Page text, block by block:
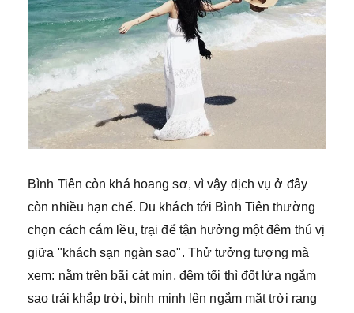
Bình Tiên còn khá hoang sơ, vì vậy dịch vụ ở đây
còn nhiều hạn chế. Du khách tới Bình Tiên thường
chọn cách cắm lều, trại để tận hưởng một đêm thú vị
giữa "khách sạn ngàn sao". Thử tưởng tượng mà
xem: nằm trên bãi cát mịn, đêm tối thì đốt lửa ngắm
sao trải khắp trời, bình minh lên ngắm mặt trời rạng